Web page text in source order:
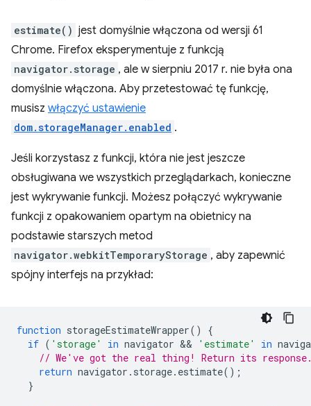
estimate() jest domyślnie włączona od wersji 61
Chrome. Firefox eksperymentuje z funkcją
navigator.storage , ale w sierpniu 2017 r. nie była ona
domyślnie włączona. Aby przetestować tę funkcję,
musisz włączyć ustawienie
dom.storageManager.enabled .
Jeśli korzystasz z funkcji, która nie jest jeszcze
obsługiwana we wszystkich przeglądarkach, konieczne
jest wykrywanie funkcji. Możesz połączyć wykrywanie
funkcji z opakowaniem opartym na obietnicy na
podstawie starszych metod
navigator.webkitTemporaryStorage , aby zapewnić
spójny interfejs na przykład:
function storageEstimateWrapper()
{
if ( 'storage' in navigator && 'estimate' in
// We've got the real thing! Return its
return navigator . storage. estimate();
}